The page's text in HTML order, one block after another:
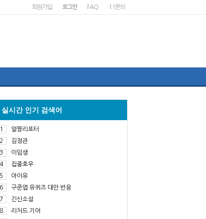
회원가입 로그인 FAQ 1:1문의
실시간 인기 검색어
1
얼짱리포터
2
김정관
3
이임생
4
집중호우
5
아이유
6
구준엽 유퀴즈 대만 반응
7
긴신소설
8
리처드 기어